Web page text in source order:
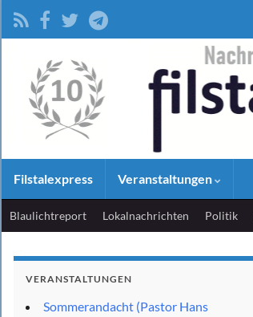
Filstalexpress Veranstaltungen
Blaulichtreport Lokalnachrichten Politik
VERANSTALTUNGEN
Sommerandacht (Pastor Hans